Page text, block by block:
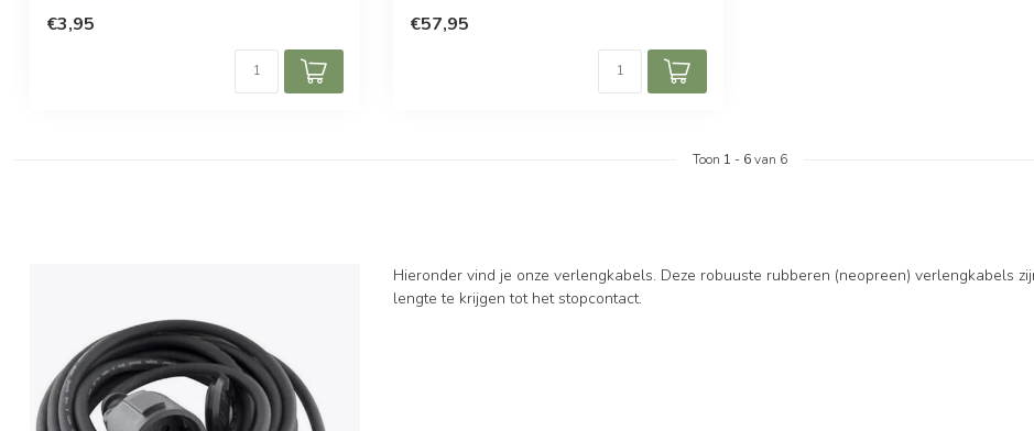
€3,95 €57,95
Toon 1 - 6van 6
Hieronder vind je onze verlengkabels. Deze robuuste rubberen (neopreen) verlengkabels
lengte te krijgen tot het stopcontact.